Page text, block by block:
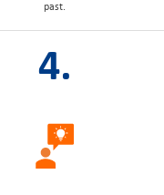
past.
4.